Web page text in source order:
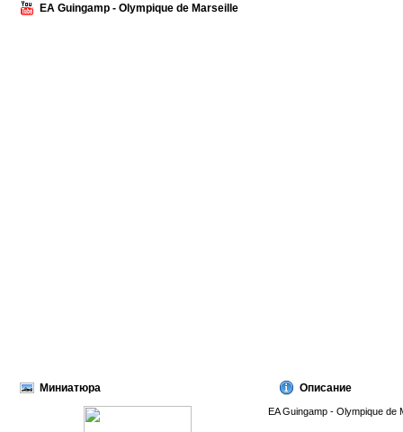
EA Guingamp - Olympique de Marseille
Миниатюра Описание
EA Guingamp - Olympique de